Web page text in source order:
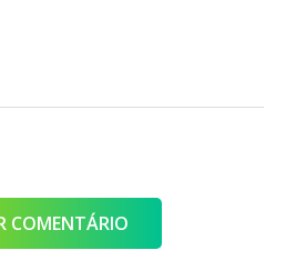
COMENTÁRIO